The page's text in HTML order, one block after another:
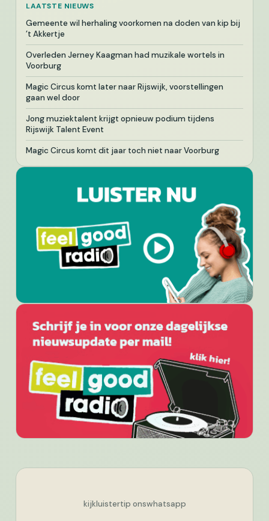
LAATSTE NIEUWS
Gemeente wil herhaling voorkomen na doden van kip bij
’t Akkertje
Overleden Jerney Kaagman had muzikale wortels in
Voorburg
Magic Circus komt later naar Rijswijk, voorstellingen
gaan wel door
Jong muziektalent krijgt opnieuw podium tijdens
Rijswijk Talent Event
Magic Circus komt dit jaar toch niet naar Voorburg
kijkluistertip onswhatsapp